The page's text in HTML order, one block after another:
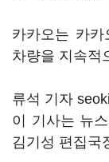
카카오는 카
차량을 지속적
류석 기자
이 기사는 뉴
김기성 편집국